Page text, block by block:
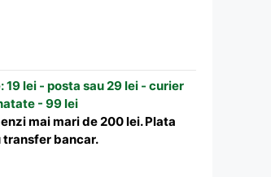
lei - posta sau 29 lei - curier
- 99 lei
mai mari de 200 lei. Plata
transfer bancar.